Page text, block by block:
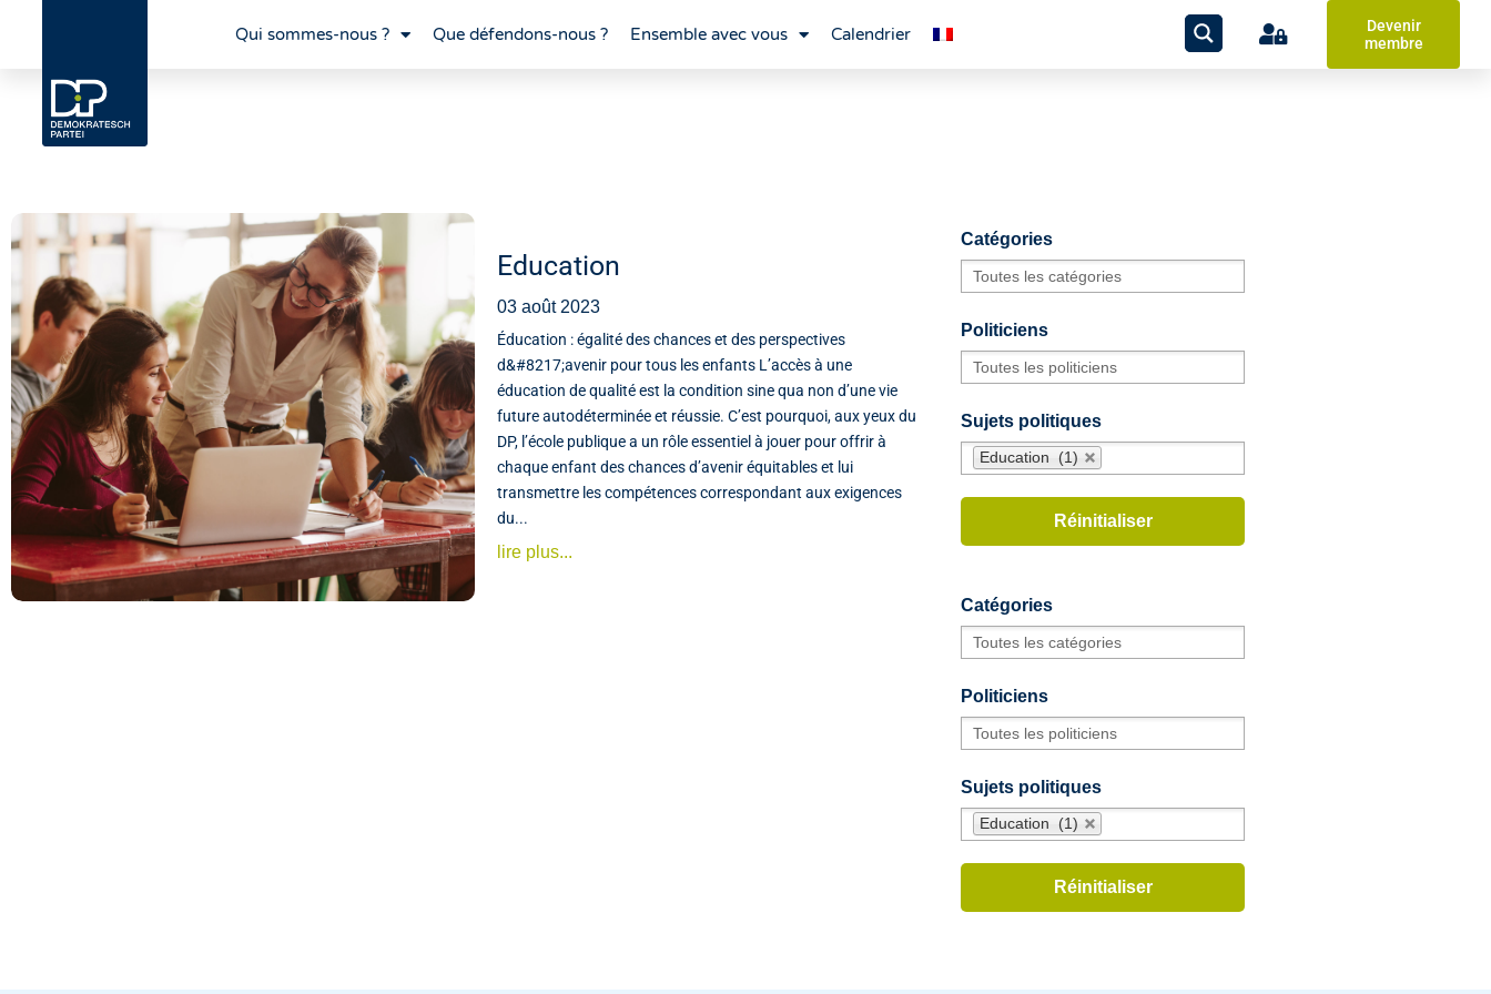
Qui sommes-nous ? Que défendons-nous ? Ensemble avec vous Calendrier
Devenir
membre
Education
03 août 2023
Éducation : égalité des chances et des perspectives
d&#8217;avenir pour tous les enfants L’accès à une
éducation de qualité est la condition sine qua non d’une vie
future autodéterminée et réussie. C’est pourquoi, aux yeux du
DP, l’école publique a un rôle essentiel à jouer pour offrir à
chaque enfant des chances d’avenir équitables et lui
transmettre les compétences correspondant aux exigences
du...
lire plus...
Catégories
Politiciens
Sujets politiques
Education (1)
Catégories
Politiciens
Sujets politiques
Education (1)